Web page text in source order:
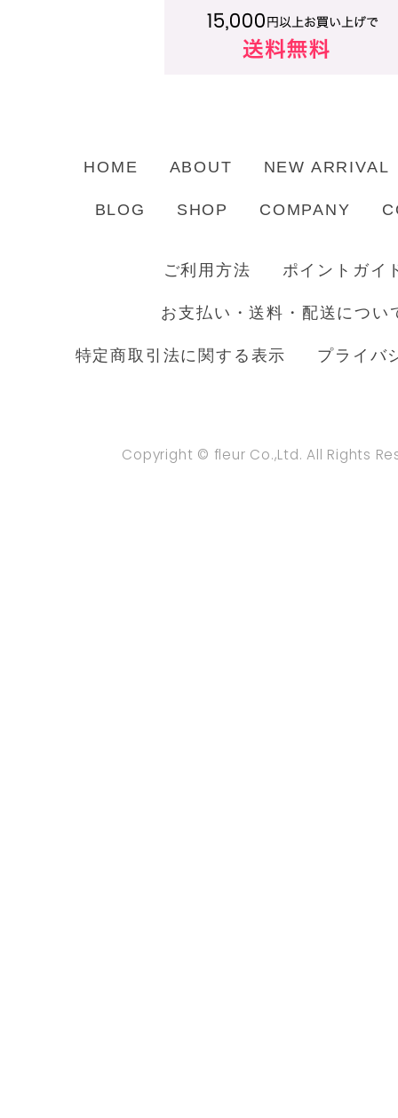
HOME ABOUT NEW ARRIVAL
BLOG SHOP COMPANY
ご利用方法 ポイントガイ
お支払い・送料・配送につい
特定商取引法に関する表示 プライバ
Copyright © fleur Co.,Ltd. All Rights